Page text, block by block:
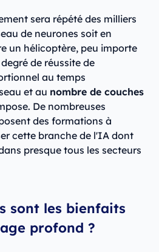
sera répété des milliers
de neurones soit en
un hélicoptère, peu importe
de réussite de
au temps
et au nombre de couches
De nombreuses
des formations à
cette branche de l'IA dont
presque tous les secteurs
sont les bienfaits
profond ?